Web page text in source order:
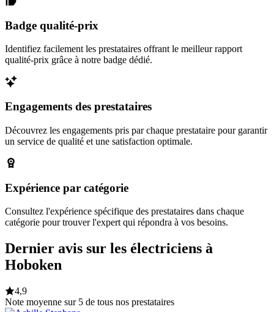
Badge qualité-prix
Identifiez facilement les prestataires offrant le meilleur rapport
qualité-prix grâce à notre badge dédié.
Engagements des prestataires
Découvrez les engagements pris par chaque prestataire pour garantir
un service de qualité et une satisfaction optimale.
Expérience par catégorie
Consultez l'expérience spécifique des prestataires dans chaque
catégorie pour trouver l'expert qui répondra à vos besoins.
Dernier avis sur les électriciens à
Hoboken
4,9
Note moyenne sur 5 de tous nos prestataires